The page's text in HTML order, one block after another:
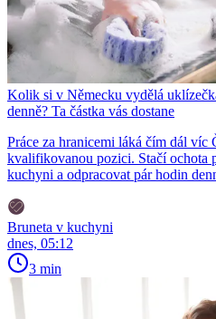
Kolik si v Německu vydělá
denně? Ta částka vás dostane
Práce za hranicemi láká čím dál víc
kvalifikovanou pozici. Stačí ochota
kuchyni a odpracovat pár hodin
Bruneta v kuchyni
dnes, 05:12
3 min